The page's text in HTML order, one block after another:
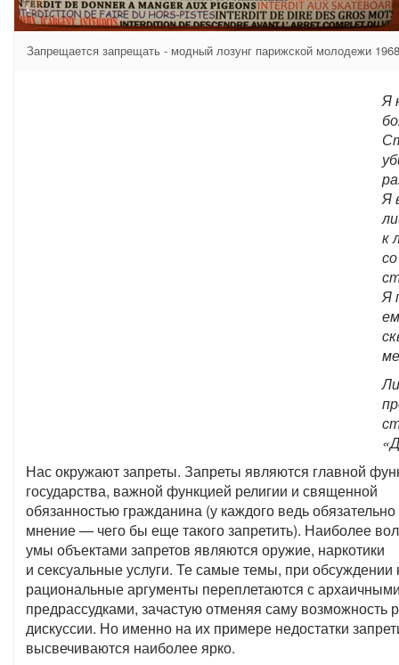
Запрещается запрещать - модный лозунг парижской молодежи
Я
Я
к
Я
Нас окружают запреты. Запреты являются главной
государства, важной функцией религии и священной
обязанностью гражданина (у каждого ведь обязательно
мнение — чего бы еще такого запретить). Наиболее
умы объектами запретов являются оружие, наркотики
и сексуальные услуги. Те самые темы, при обсуждении
рациональные аргументы переплетаются с
предрассудками, зачастую отменяя саму возможность
дискуссии. Но именно на их примере недостатки
высвечиваются наиболее ярко.